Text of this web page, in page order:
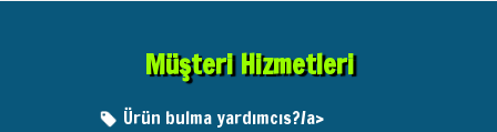
Müşteri Hizmetleri
Ürün bulma yardımcıs?/a>